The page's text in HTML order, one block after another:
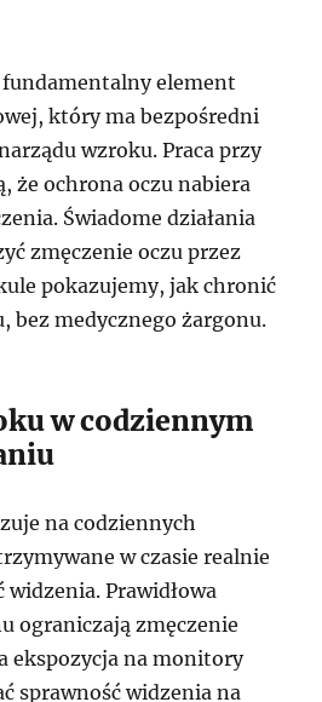
element
który ma bezpośredni
wzroku. Praca przy
że ochrona oczu nabiera
Świadome działania
zmęczenie oczu przez
pokazujemy, jak chronić
bez medycznego żargonu.
w codziennym
na codziennych
w czasie realnie
widzenia. Prawidłowa
ograniczają zmęczenie
ekspozycja na monitory
sprawność widzenia na